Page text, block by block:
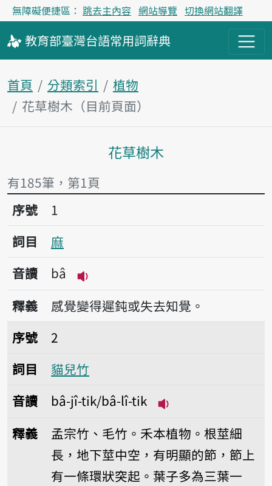
無障礙便捷區： 跳去主內容 網站導覽 切換網站翻譯
教育部臺灣台語常用詞辭典
首頁 分類索引
植物
花草樹木（目前頁面）
主內容區塊
花草樹木
有185筆，第1頁
序號1麻
序號
1
詞目
麻
音讀
bâ
播放音讀bâ
釋義
感覺變得遲鈍或失去知覺。
序號2貓兒竹
序號
2
詞目
貓兒竹
音讀
bâ-jî-tik/bâ-lî-tik
釋義
孟宗竹、毛竹。禾本植物。根莖細
長，地下莖中空，有明顯的節，節上
有一條環狀突起。葉子多為三葉一